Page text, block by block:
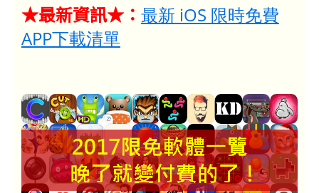
★最新資訊★： 最新 iOS 限時免費
APP下載清單